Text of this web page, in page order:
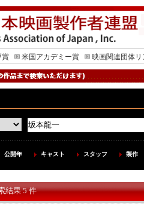
賞 米国アカデミー賞 映画関連団体リ
公開年 キャスト スタッフ 製作
結果 5 件